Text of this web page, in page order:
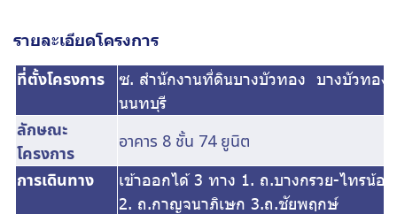
รายละเอียดโครงการ
ที่ตั้งโครงการ
ซ. สำนักงานที่ดินบางบัวทอง บางบัวทอง
นนทบุรี
ลักษณะ
โครงการ
อาคาร 8 ชั้น 74 ยูนิต
การเดินทาง
เข้าออกได้ 3 ทาง 1. ถ.บางกรวย-ไทร
2. ถ.กาญจนาภิเษก 3.ถ.ชัยพฤกษ์